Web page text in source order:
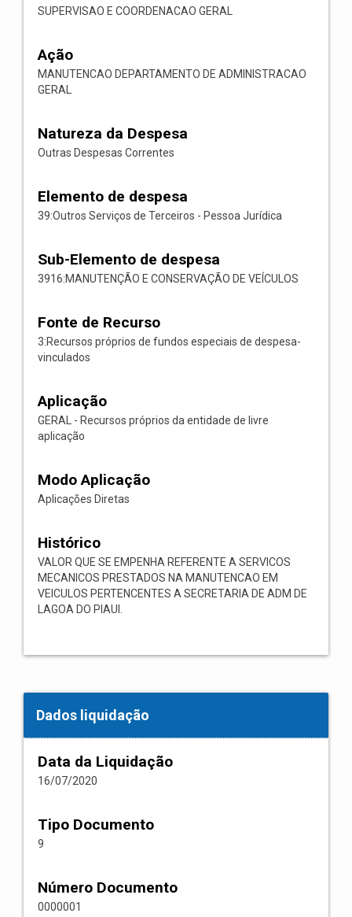
SUPERVISAO E COORDENACAO GERAL
Ação
MANUTENCAO DEPARTAMENTO DE ADMINISTRACAO
GERAL
Natureza da Despesa
Outras Despesas Correntes
Elemento de despesa
39:Outros Serviços de Terceiros - Pessoa Jurídica
Sub-Elemento de despesa
3916:MANUTENÇÃO E CONSERVAÇÃO DE VEÍCULOS
Fonte de Recurso
3:Recursos próprios de fundos especiais de despesa-
vinculados
Aplicação
GERAL - Recursos próprios da entidade de livre
aplicação
Modo Aplicação
Aplicações Diretas
Histórico
VALOR QUE SE EMPENHA REFERENTE A SERVICOS
MECANICOS PRESTADOS NA MANUTENCAO EM
VEICULOS PERTENCENTES A SECRETARIA DE ADM DE
LAGOA DO PIAUI.
Dados liquidação
Data da Liquidação
16/07/2020
Tipo Documento
9
Número Documento
0000001